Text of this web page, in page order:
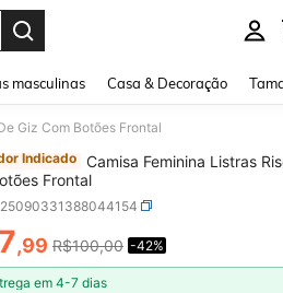
masculinas Casa & Decoração
Giz Com Botões Frontal
Indicado Camisa Feminina Listras
Frontal
AND
,99 R$100,00 -42%
em 4-7 dias